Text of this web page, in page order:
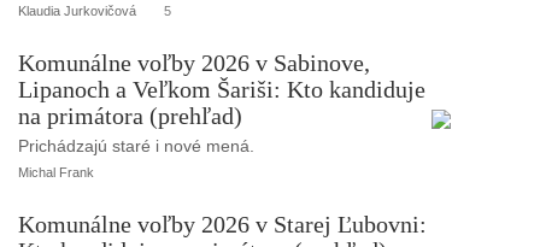
Klaudia Jurkovičová 5
Komunálne voľby 2026 v Sabinove,
Lipanoch a Veľkom Šariši: Kto kandiduje
na primátora (prehľad)
Prichádzajú staré i nové mená.
Michal Frank
Komunálne voľby 2026 v Starej Ľubovni: